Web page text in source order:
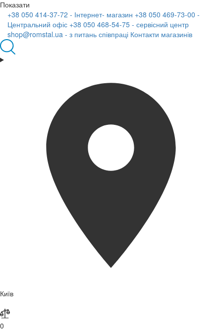
Показати
+38 050 414-37-72 - Інтернет- магазин +38 050 469-73-00 -
Центральний офіс +38 050 468-54-75 - сервісний центр
shop@romstal.ua - з питань співпраці Контакти магазинів
Київ
0